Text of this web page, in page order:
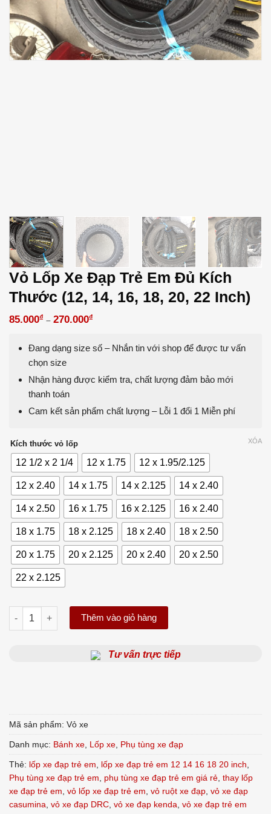
Vỏ Lốp Xe Đạp Trẻ Em Đủ Kích
Thước (12, 14, 16, 18, 20, 22 Inch)
85.000₫ – 270.000₫
Đang dạng size số – Nhắn tin với shop để được tư vấn
chọn size
Nhận hàng được kiểm tra, chất lượng đảm bảo mới
thanh toán
Cam kết sản phẩm chất lượng – Lỗi 1 đổi 1 Miễn phí
Kích thước vỏ lốp
12 1/2 x 2 1/4 12 x 1.75 12 x 1.95/2.125
12 x 2.40 14 x 1.75 14 x 2.125 14 x 2.40
14 x 2.50 16 x 1.75 16 x 2.125 16 x 2.40
18 x 1.75 18 x 2.125 18 x 2.40 18 x 2.50
20 x 1.75 20 x 2.125 20 x 2.40 20 x 2.50
22 x 2.125
XÓA
Vỏ Lốp Xe Đạp Trẻ Em Đủ Kích Thước (12, 14, 16, 18, 20, 22
Thêm vào giỏ hàng
Tư vấn trực tiếp
Mã sản phẩm: Vỏ xe
Danh mục: Bánh xe, Lốp xe, Phụ tùng xe đạp
Thẻ: lốp xe đạp trẻ em, lốp xe đạp trẻ em 12 14 16 18 20 inch,
Phụ tùng xe đạp trẻ em, phụ tùng xe đạp trẻ em giá rẻ, thay lốp
xe đạp trẻ em, vỏ lốp xe đạp trẻ em, vỏ ruột xe đạp, vỏ xe đạp
casumina, vỏ xe đạp DRC, vỏ xe đạp kenda, vỏ xe đạp trẻ em